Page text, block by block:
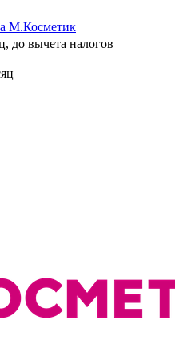
М.Косметик
до вычета налогов